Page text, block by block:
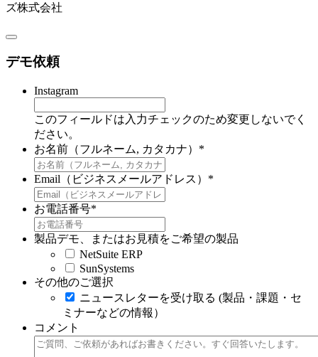
ズ株式会社
デモ依頼
Instagram
このフィールドは入力チェックのため変更しないでく
ださい。
お名前（フルネーム, カタカナ） *
Email（ビジネスメールアドレス） *
お電話番号*
製品デモ、またはお見積をご希望の製品
NetSuite ERP
SunSystems
その他のご選択
ニュースレターを受け取る (製品・課題・セ
ミナーなどの情報）
コメント